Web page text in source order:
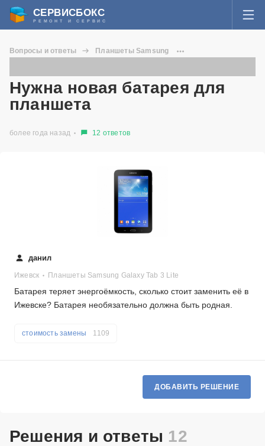
СЕРВИСБОКС
РЕМОНТ И СЕРВИС
Я забыл пароль
Регистрация
ВОПРОСЫ И ОТВЕТЫ
СТАТЬИ О РЕМОНТЕ
ДОБАВИТЬ СЕРВИСНЫЙ ЦЕНТР ИЛИ ЧАСТНОГО МАСТЕРА
ЗАДАТЬ ВОПРОС МАСТЕРАМ
Вопросы и ответы
Планшеты Samsung
Нужна новая батарея для
планшета
более года назад 12 ответов
данил
Ижевск Планшеты Samsung Galaxy Tab 3 Lite
Батарея теряет энергоёмкость, сколько стоит заменить её в
Ижевске? Батарея необязательно должна быть родная.
стоимость замены 1109
ДОБАВИТЬ РЕШЕНИЕ
Решения и ответы 12